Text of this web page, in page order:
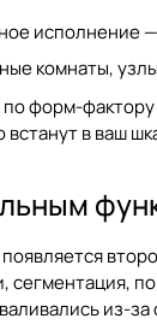
исполнение
комнаты,
форм-
встанут в ваш
из-